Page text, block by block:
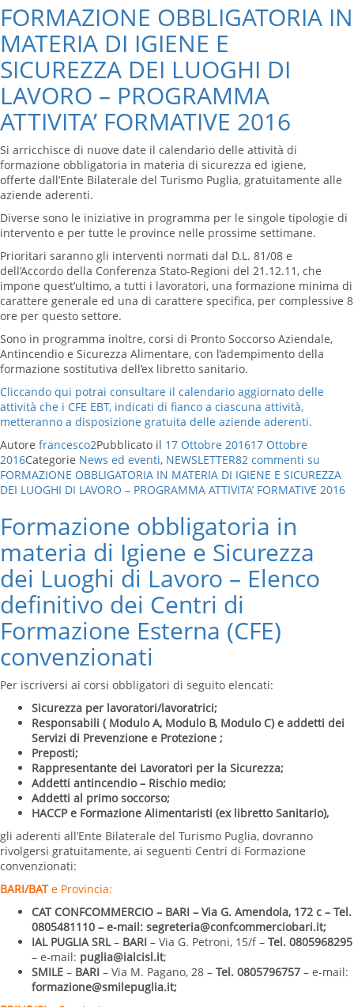
FORMAZIONE OBBLIGATORIA IN
MATERIA DI IGIENE E
SICUREZZA DEI LUOGHI DI
LAVORO – PROGRAMMA
ATTIVITA’ FORMATIVE 2016
Si arricchisce di nuove date il calendario delle attività di
formazione obbligatoria in materia di sicurezza ed igiene,
offerte dall’Ente Bilaterale del Turismo Puglia, gratuitamente alle
aziende aderenti.
Diverse sono le iniziative in programma per le singole tipologie di
intervento e per tutte le province nelle prossime settimane.
Prioritari saranno gli interventi normati dal D.L. 81/08 e
dell’Accordo della Conferenza Stato-Regioni del 21.12.11, che
impone quest’ultimo, a tutti i lavoratori, una formazione minima di
carattere generale ed una di carattere specifica, per complessive 8
ore per questo settore.
Sono in programma inoltre, corsi di Pronto Soccorso Aziendale,
Antincendio e Sicurezza Alimentare, con l’adempimento della
formazione sostitutiva dell’ex libretto sanitario.
Cliccando qui potrai consultare il calendario aggiornato delle
attività che i CFE EBT, indicati di fianco a ciascuna attività,
metteranno a disposizione gratuita delle aziende aderenti.
Autore francesco2Pubblicato il 17 Ottobre 201617 Ottobre
2016Categorie News ed eventi, NEWSLETTER82 commenti su
FORMAZIONE OBBLIGATORIA IN MATERIA DI IGIENE E SICUREZZA
DEI LUOGHI DI LAVORO – PROGRAMMA ATTIVITA’ FORMATIVE 2016
Formazione obbligatoria in
materia di Igiene e Sicurezza
dei Luoghi di Lavoro – Elenco
definitivo dei Centri di
Formazione Esterna (CFE)
convenzionati
Per iscriversi ai corsi obbligatori di seguito elencati:
Sicurezza per lavoratori/lavoratrici;
Responsabili ( Modulo A, Modulo B, Modulo C) e addetti dei
Servizi di Prevenzione e Protezione ;
Preposti;
Rappresentante dei Lavoratori per la Sicurezza;
Addetti antincendio – Rischio medio;
Addetti al primo soccorso;
HACCP e Formazione Alimentaristi (ex libretto Sanitario),
gli aderenti all’Ente Bilaterale del Turismo Puglia, dovranno
rivolgersi gratuitamente, ai seguenti Centri di Formazione
convenzionati:
BARI/BATe Provincia:
CAT CONFCOMMERCIO – BARI – Via G. Amendola, 172 c – Tel.
0805481110 – e-mail: segreteria@confcommerciobari.it;
IAL PUGLIA SRL– BARI – Via G. Petroni, 15/f – Tel. 0805968295
– e-mail: puglia@ialcisl.it;
SMILE – BARI – Via M. Pagano, 28 – Tel. 0805796757 – e-mail:
formazione@smilepuglia.it;